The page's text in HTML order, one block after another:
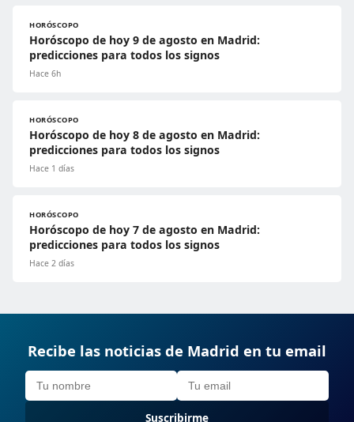
HORÓSCOPO
Horóscopo de hoy 9 de agosto en Madrid:
predicciones para todos los signos
Hace 6h
HORÓSCOPO
Horóscopo de hoy 8 de agosto en Madrid:
predicciones para todos los signos
Hace 1 días
HORÓSCOPO
Horóscopo de hoy 7 de agosto en Madrid:
predicciones para todos los signos
Hace 2 días
Recibe las noticias de Madrid en tu email
Suscribirme